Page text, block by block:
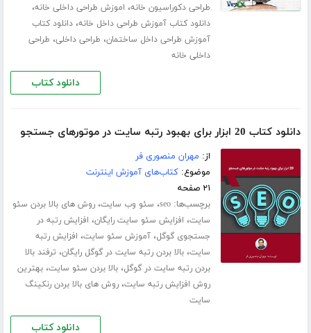
طراحی دکوراسیون خانه، اموزش طراحی داخلی خانه،
دانلود کتاب آموزش طراحی داخل خانه،دانلود کتاب
آموزش طراحی داخل ساختمان، طراحی داخلی، طراحی
داخلی خانه
دانلود کتاب
دانلود کتاب 20 ابزار برای بهبود رتبه سایت در موتورهای جستجو
از: مهران منصوری فر
موضوع:کتاب‌های آموزش اینترنت
۲۱ صفحه
برچسب‌ها:seo، سئو وب سایت،روش های بالا بردن سئو
سایت، افزایش سئو سایت رایگان، افزایش رتبه در
جستجوی گوگل،آموزش سئو سایت، افزایش رتبه
سایت،بالا بردن رتبه سایت در گوگل رایگان، ترفند بالا
بردن رتبه سایت در گوگل،بالا بردن سئو سایت،بهترین
روش افزایش رتبه سایت،روش های بالا بردن رنکینگ
سایت
دانلود کتاب